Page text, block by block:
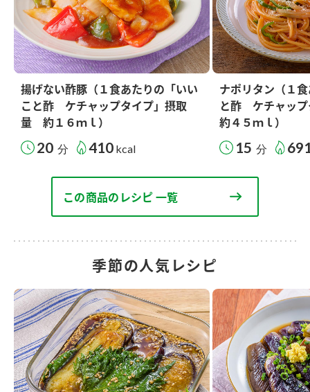
揚げない酢豚（１食あたりの「いい
こと酢 ケチャップタイプ」摂取
量 約１６ｍｌ）
20 分 410 kcal
ナポリタン（１
と酢 ケチャッ
約４５ｍｌ）
15 分
この商品のレシピ 一覧
季節の人気レシピ